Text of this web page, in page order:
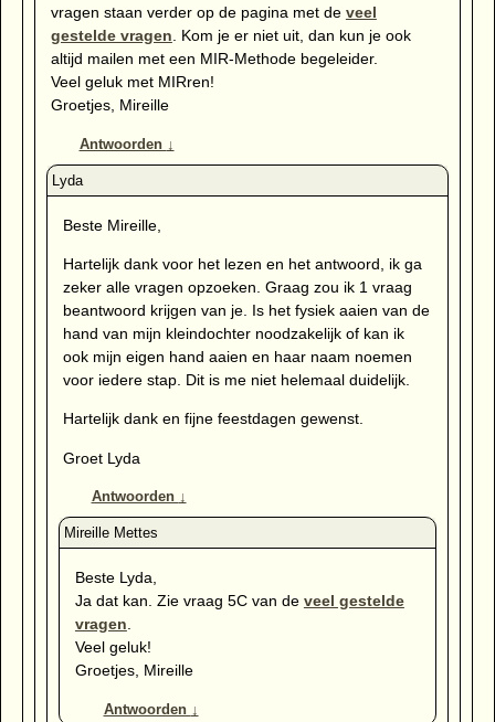
vragen staan verder op de pagina met de veel
gestelde vragen. Kom je er niet uit, dan kun je ook
altijd mailen met een MIR-Methode begeleider.
Veel geluk met MIRren!
Groetjes, Mireille
Antwoorden ↓
Beste Mireille,
Hartelijk dank voor het lezen en het antwoord, ik ga
zeker alle vragen opzoeken. Graag zou ik 1 vraag
beantwoord krijgen van je. Is het fysiek aaien van de
hand van mijn kleindochter noodzakelijk of kan ik
ook mijn eigen hand aaien en haar naam noemen
voor iedere stap. Dit is me niet helemaal duidelijk.
Hartelijk dank en fijne feestdagen gewenst.
Groet Lyda
Antwoorden ↓
Beste Lyda,
Ja dat kan. Zie vraag 5C van de veel gestelde
vragen.
Veel geluk!
Groetjes, Mireille
Antwoorden ↓